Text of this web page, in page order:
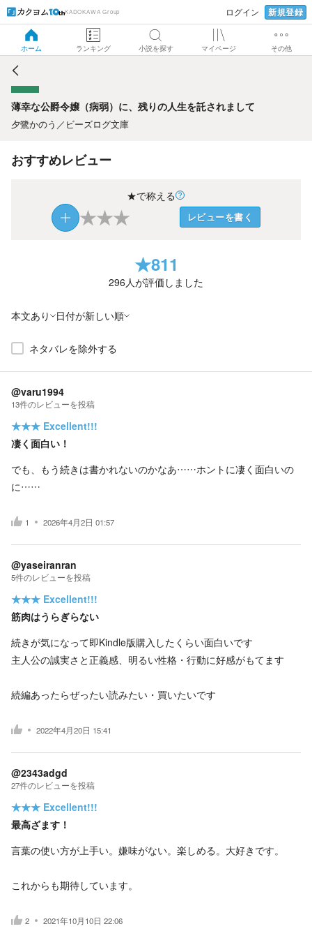
KADOKAWA Group ログイン 新規登録
ホーム ランキング 小説を探す マイページ その他
薄幸な公爵令嬢（病弱）に、残りの人生を託されまして
薄幸な公爵令嬢（病弱）に、残りの人生を託されまして
夕鷺かのう ／ ビーズログ文庫
おすすめレビュー
★で称える
★★★ レビューを書く
★811
296人が評価しました
本文あり 日付が新しい順
ネタバレを除外する
@varu1994
13件のレビューを投稿
★★★ Excellent!!!
凄く面白い！
でも、もう続きは書かれないのかなあ……ホントに凄く面白いの
に……
1 2026年4月2日 01:57
@yaseiranran
5件のレビューを投稿
★★★ Excellent!!!
筋肉はうらぎらない
続きが気になって即Kindle版購入したくらい面白いです
主人公の誠実さと正義感、明るい性格・行動に好感がもてます
続編あったらぜったい読みたい・買いたいです
2022年4月20日 15:41
@2343adgd
27件のレビューを投稿
★★★ Excellent!!!
最高ざます！
言葉の使い方が上手い。嫌味がない。楽しめる。大好きです。
これからも期待しています。
2 2021年10月10日 22:06